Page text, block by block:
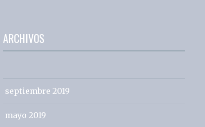
ARCHIVOS
septiembre 2019
mayo 2019